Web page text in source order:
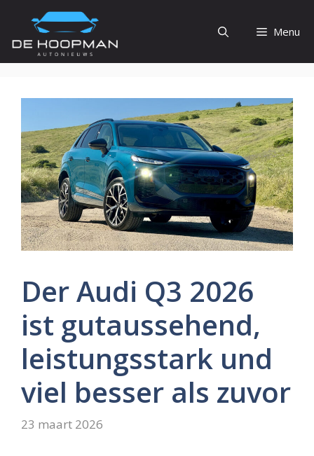
de
inhoud
Menu
Der Audi Q3 2026
ist gutaussehend,
leistungsstark und
viel besser als zuvor
23 maart 2026